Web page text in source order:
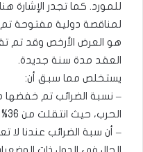
للمورد. كما تجدر الإشارة
العقد مدة سنة جديدة.
يستخلص مما سبق أن:
– نسبة الضرائب تم خفضها
الحرب، حيث انتقلت من 36% من سعر المضخة إلى 29%
– أن سبة الضرائب عندنا لا